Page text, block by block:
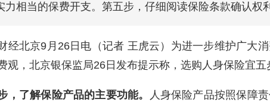
力相当的保费开支。第五步，仔细阅读保险条款确认权
经北京9月26日电（记者 王虎云）为进一步维护广大
观，北京银保监局26日发布提示称，选购人身保险宜五
，了解保险产品的主要功能。
人身保险产品按照保障